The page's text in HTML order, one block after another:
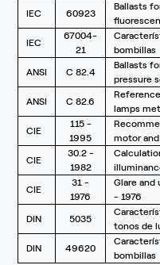
IEC
60923
Ballasts
IEC
67004-
21
bombillas
ANSI
C 82.4
Ballasts
pressure
ANSI
C 82.6
lamps
CIE
115 -
1995
motor
CIE
30.2 -
1982
CIE
31 -
1976
Glare
- 1976
DIN
5035
tonos de
DIN
49620
bombillas